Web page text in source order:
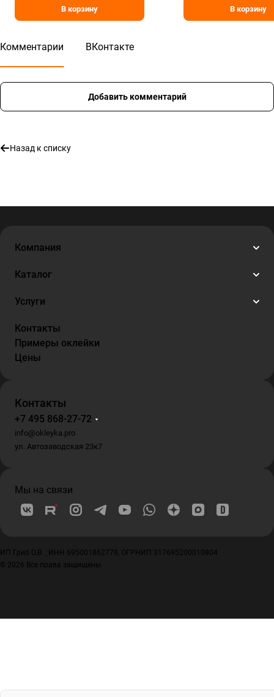
В корзину В корзину
Комментарии ВКонтакте
Добавить комментарий
Назад к списку
Компания
Каталог
Услуги
Контакты
Примеры оклейки
Цены
Контакты
+7 495 868-27-72
info@okleyka.pro
ул. Автозаводская 23к7
Мы на связи
ИП Гриб О.В. , ИНН 695001862778, ОГРНИП 317695200010804
© 2026 Все права защищены